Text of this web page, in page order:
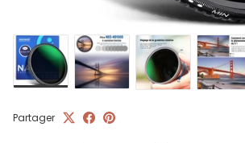
Partager